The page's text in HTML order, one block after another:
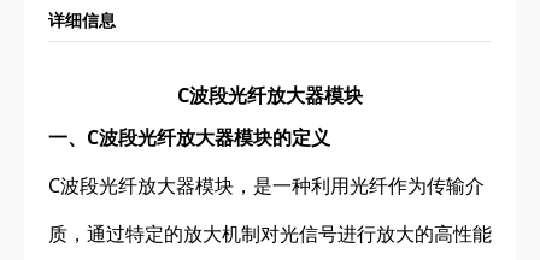
详细信息
C波段光纤放大器模块
一、C波段光纤放大器模块的定义
C波段光纤放大器模块，是一种利用光纤作为传输介
质，通过特定的放大机制对光信号进行放大的高性能